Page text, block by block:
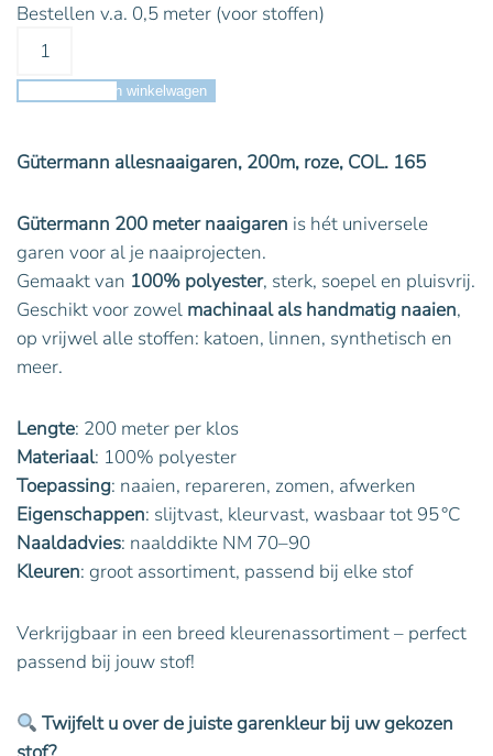
Bestellen v.a. 0,5 meter (voor stoffen)
Toevoegen aan winkelwagen
Gütermann allesnaaigaren, 200m, roze, COL. 165
Gütermann 200 meter naaigaren is hét universele
garen voor al je naaiprojecten.
Gemaakt van 100% polyester, sterk, soepel en pluisvrij.
Geschikt voor zowel machinaal als handmatig naaien,
op vrijwel alle stoffen: katoen, linnen, synthetisch en
meer.
Lengte: 200 meter per klos
Materiaal: 100% polyester
Toepassing: naaien, repareren, zomen, afwerken
Eigenschappen: slijtvast, kleurvast, wasbaar tot 95 °C
Naaldadvies: naalddikte NM 70–90
Kleuren: groot assortiment, passend bij elke stof
Verkrijgbaar in een breed kleurenassortiment – perfect
passend bij jouw stof!
Twijfelt u over de juiste garenkleur bij uw gekozen